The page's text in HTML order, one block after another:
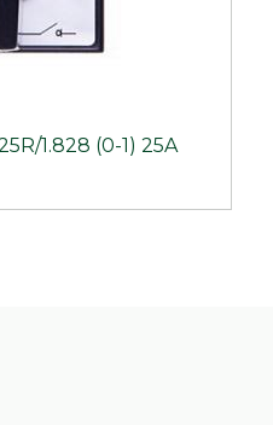
1.828 (0-1) 25A